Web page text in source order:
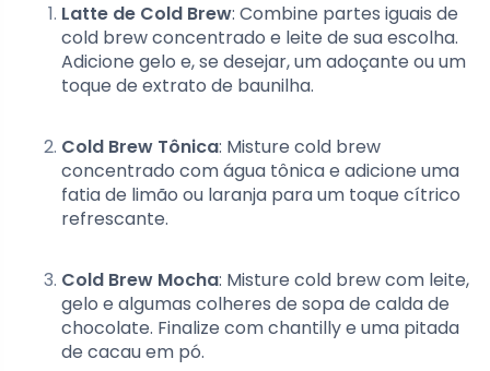
Latte de Cold Brew: Combine partes iguais de
cold brew concentrado e leite de sua escolha.
Adicione gelo e, se desejar, um adoçante ou um
toque de extrato de baunilha.
Cold Brew Tônica: Misture cold brew
concentrado com água tônica e adicione uma
fatia de limão ou laranja para um toque cítrico
refrescante.
Cold Brew Mocha: Misture cold brew com leite,
gelo e algumas colheres de sopa de calda de
chocolate. Finalize com chantilly e uma pitada
de cacau em pó.